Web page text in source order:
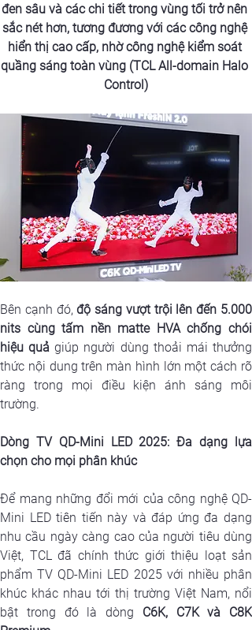
đen sâu và các chi tiết trong vùng tối trở nên
sắc nét hơn, tương đương với các công nghệ
hiển thị cao cấp, nhờ công nghệ kiểm soát
quầng sáng toàn vùng (TCL All-domain Halo
Control)
Bên cạnh đó, độ sáng vượt trội lên đến 5.000
nits cùng tấm nền matte HVA chống chói
hiệu quả giúp người dùng thoải mái thưởng
thức nội dung trên màn hình lớn một cách rõ
ràng trong mọi điều kiện ánh sáng môi
trường.
Dòng TV QD-Mini LED 2025: Đa dạng lựa
chọn cho mọi phân khúc
Để mang những đổi mới của công nghệ QD-
Mini LED tiên tiến này và đáp ứng đa dạng
nhu cầu ngày càng cao của người tiêu dùng
Việt, TCL đã chính thức giới thiệu loạt sản
phẩm TV QD-Mini LED 2025 với nhiều phân
khúc khác nhau tới thị trường Việt Nam, nổi
bật trong đó là dòng C6K, C7K và C8K